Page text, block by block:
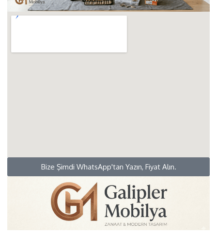
Bize Şimdi WhatsApp'tan Yazın, Fiyat Alın.